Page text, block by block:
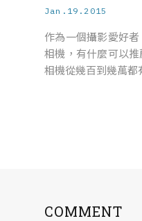
Jan.19.2015
作為一個攝影愛好
相機，有什麼可以
相機從幾百到幾萬
COMMENT